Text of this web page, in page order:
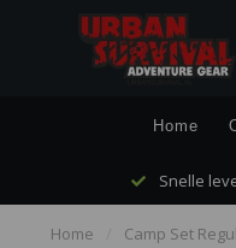
Home
Snelle
Home Camp Set